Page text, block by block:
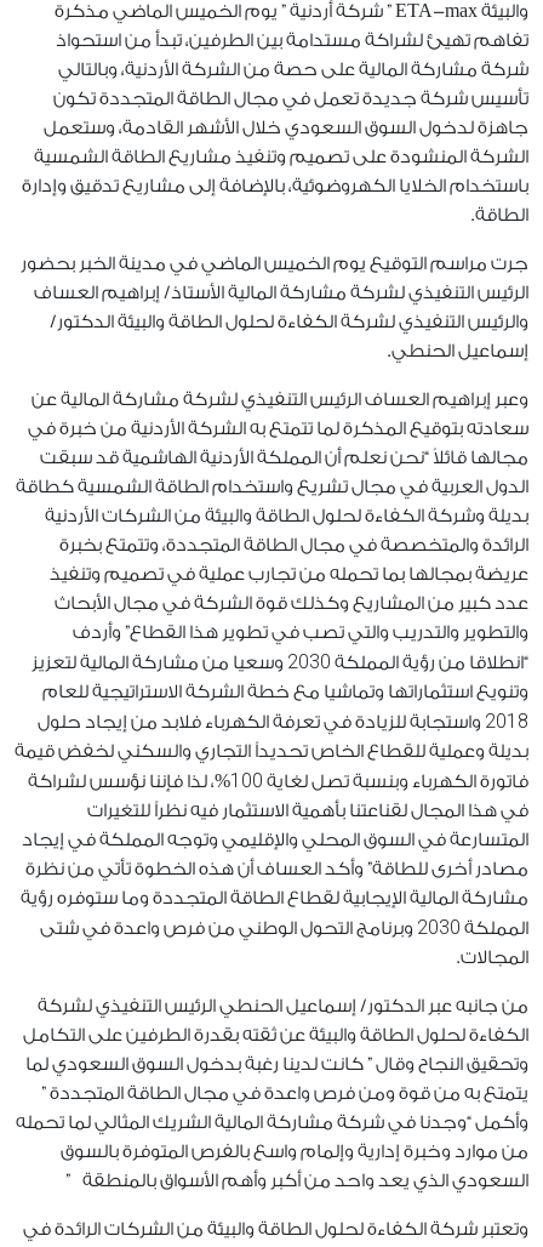
والبيئة ETA-max ” شركة أردنية ” يوم الخميس الماضي مذكرة
تفاهم تهيئ لشراكة مستدامة بين الطرفين، تبدأ من استحواذ
شركة مشاركة المالية على حصة من الشركة الأردنية، وبالتالي
تأسيس شركة جديدة تعمل في مجال الطاقة المتجددة تكون
جاهزة لدخول السوق السعودي خلال الأشهر القادمة، وستعمل
الشركة المنشودة على تصميم وتنفيذ مشاريع الطاقة الشمسية
باستخدام الخلايا الكهروضوئية، بالإضافة إلى مشاريع تدقيق وإدارة
الطاقة.
جرت مراسم التوقيع يوم الخميس الماضي في مدينة الخبر بحضور
الرئيس التنفيذي لشركة مشاركة المالية الأستاذ/ إبراهيم العساف
والرئيس التنفيذي لشركة الكفاءة لحلول الطاقة والبيئة الدكتور/
إسماعيل الحنطي.
وعبر إبراهيم العساف الرئيس التنفيذي لشركة مشاركة المالية عن
سعادته بتوقيع المذكرة لما تتمتع به الشركة الأردنية من خبرة في
مجالها قائلاً “نحن نعلم أن المملكة الأردنية الهاشمية قد سبقت
الدول العربية في مجال تشريع واستخدام الطاقة الشمسية كطاقة
بديلة وشركة الكفاءة لحلول الطاقة والبيئة من الشركات الأردنية
الرائدة والمتخصصة في مجال الطاقة المتجددة، وتتمتع بخبرة
عريضة بمجالها بما تحمله من تجارب عملية في تصميم وتنفيذ
عدد كبير من المشاريع وكذلك قوة الشركة في مجال الأبحاث
والتطوير والتدريب والتي تصب في تطوير هذا القطاع” وأردف
“انطلاقا من رؤية المملكة 2030 وسعيا من مشاركة المالية لتعزيز
وتنويع استثماراتها وتماشيا مع خطة الشركة الاستراتيجية للعام
2018 واستجابة للزيادة في تعرفة الكهرباء فلابد من إيجاد حلول
بديلة وعملية للقطاع الخاص تحديداً التجاري والسكني لخفض قيمة
فاتورة الكهرباء وبنسبة تصل لغاية 100%، لذا فإننا نؤسس لشراكة
في هذا المجال لقناعتنا بأهمية الاستثمار فيه نظراً للتغيرات
المتسارعة في السوق المحلي والإقليمي وتوجه المملكة في إيجاد
مصادر أخرى للطاقة” وأكد العساف أن هذه الخطوة تأتي من نظرة
مشاركة المالية الإيجابية لقطاع الطاقة المتجددة وما ستوفره رؤية
المملكة 2030 وبرنامج التحول الوطني من فرص واعدة في شتى
المجالات.
من جانبه عبر الدكتور/ إسماعيل الحنطي الرئيس التنفيذي لشركة
الكفاءة لحلول الطاقة والبيئة عن ثقته بقدرة الطرفين على التكامل
وتحقيق النجاح وقال ” كانت لدينا رغبة بدخول السوق السعودي لما
يتمتع به من قوة ومن فرص واعدة في مجال الطاقة المتجددة ”
وأكمل “وجدنا في شركة مشاركة المالية الشريك المثالي لما تحمله
من موارد وخبرة إدارية وإلمام واسع بالفرص المتوفرة بالسوق
السعودي الذي يعد واحد من أكبر وأهم الأسواق بالمنطقة ”
وتعتبر شركة الكفاءة لحلول الطاقة والبيئة من الشركات الرائدة في